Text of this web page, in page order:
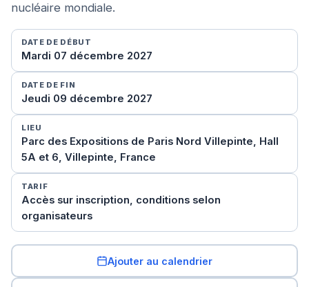
nucléaire mondiale.
DATE DE DÉBUT
Mardi 07 décembre 2027
DATE DE FIN
Jeudi 09 décembre 2027
LIEU
Parc des Expositions de Paris Nord Villepinte, Hall
5A et 6, Villepinte, France
TARIF
Accès sur inscription, conditions selon
organisateurs
Ajouter au calendrier